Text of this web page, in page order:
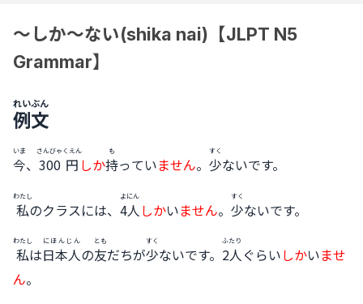
～しか～ない(shika nai)【JLPT N5
Grammar】
例文
れいぶん
今
いま
、 300円
さんびゃくえん
しか持
も
っていません。 少
すく
ないです。
私
わたし
のクラスには、 4人
よにん
しかいません。 少
すく
ないです。
私
わたし
は日本人
にほんじん
の友
とも
だちが少
すく
ないです。 2人
ふたり
ぐらいしかいませ
ん。